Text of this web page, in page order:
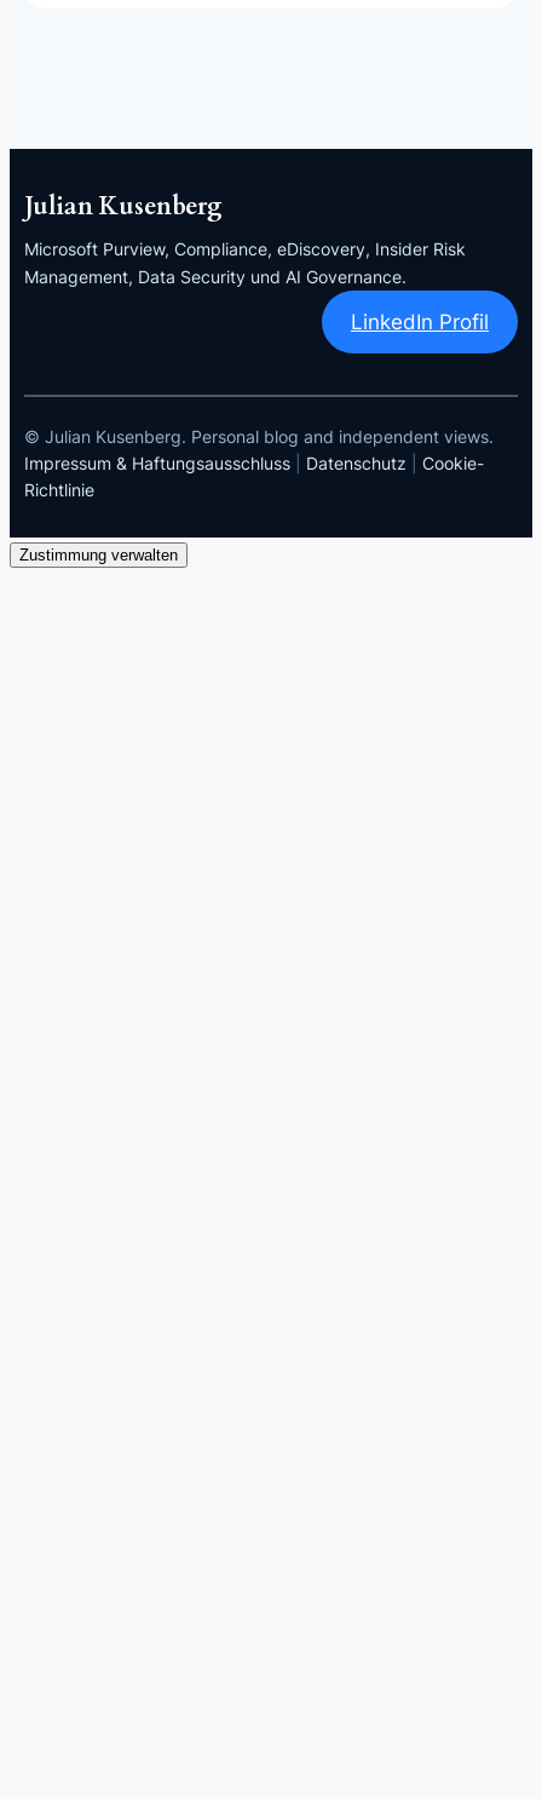
Julian Kusenberg
Microsoft Purview, Compliance, eDiscovery, Insider Risk
Management, Data Security und AI Governance.
LinkedIn Profil
© Julian Kusenberg. Personal blog and independent views.
Impressum & Haftungsausschluss
Datenschutz
Cookie-
Richtlinie
Zustimmung verwalten